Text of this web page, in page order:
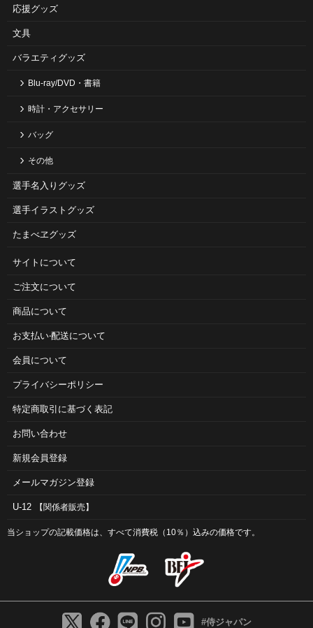
応援グッズ
文具
バラエティグッズ
Blu-ray/DVD・書籍
時計・アクセサリー
バッグ
その他
選手名入りグッズ
選手イラストグッズ
たまべヱグッズ
サイトについて
ご注⽂について
商品について
お⽀払い‧配送について
会員について
プライバシーポリシー
特定商取引に基づく表記
お問い合わせ
新規会員登録
メールマガジン登録
U-12 【関係者販売】
当ショップの記載価格は、すべて消費税（10％）込みの価格です。
#侍ジャパン